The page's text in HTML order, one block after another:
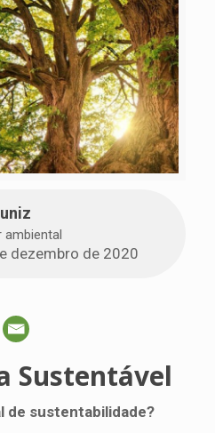
ambiental
dezembro de 2020
Sustentável
de sustentabilidade?